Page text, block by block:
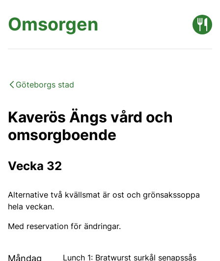
Omsorgen
Göteborgs stad
Kaverös Ängs vård och
omsorgboende
Vecka 32
Alternative två kvällsmat är ost och grönsakssoppa
hela veckan.
Med reservation för ändringar.
Måndag
Lunch 1: Bratwurst surkål senapssås